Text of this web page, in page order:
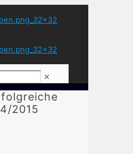
✕
2015